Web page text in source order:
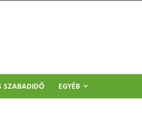
SZABADIDŐ EGYÉB